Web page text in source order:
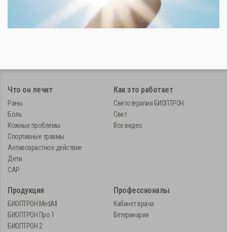
Что он лечит
Раны
Боль
Кожные проблемы
Спортивные травмы
Антивозрастное действие
Дети
САР
Как это работает
Светотерапия БИОПТРОН
Свет
Все видео
Продукция
БИОПТРОН MedAll
БИОПТРОН Про 1
БИОПТРОН 2
Профессионалы
Кабинет врача
Ветеринария